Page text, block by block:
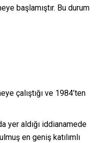
başlamıştır. Bu durum
çalıştığı ve 1984’ten
yer aldığı iddianamede
en geniş katılımlı